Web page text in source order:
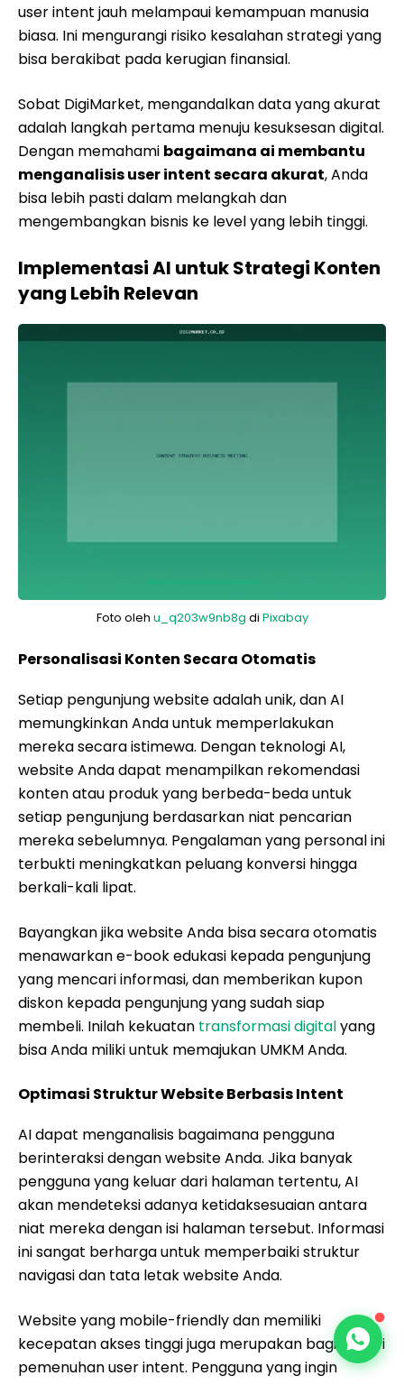
user intent jauh melampaui kemampuan manusia
biasa. Ini mengurangi risiko kesalahan strategi yang
bisa berakibat pada kerugian finansial.
Sobat DigiMarket, mengandalkan data yang akurat
adalah langkah pertama menuju kesuksesan digital.
Dengan memahami bagaimana ai membantu
menganalisis user intent secara akurat, Anda
bisa lebih pasti dalam melangkah dan
mengembangkan bisnis ke level yang lebih tinggi.
Implementasi AI untuk Strategi Konten
yang Lebih Relevan
Foto oleh u_q203w9nb8g di Pixabay
Personalisasi Konten Secara Otomatis
Setiap pengunjung website adalah unik, dan AI
memungkinkan Anda untuk memperlakukan
mereka secara istimewa. Dengan teknologi AI,
website Anda dapat menampilkan rekomendasi
konten atau produk yang berbeda-beda untuk
setiap pengunjung berdasarkan niat pencarian
mereka sebelumnya. Pengalaman yang personal ini
terbukti meningkatkan peluang konversi hingga
berkali-kali lipat.
Bayangkan jika website Anda bisa secara otomatis
menawarkan e-book edukasi kepada pengunjung
yang mencari informasi, dan memberikan kupon
diskon kepada pengunjung yang sudah siap
membeli. Inilah kekuatan transformasi digitalyang
bisa Anda miliki untuk memajukan UMKM Anda.
Optimasi Struktur Website Berbasis Intent
AI dapat menganalisis bagaimana pengguna
berinteraksi dengan website Anda. Jika banyak
pengguna yang keluar dari halaman tertentu, AI
akan mendeteksi adanya ketidaksesuaian antara
niat mereka dengan isi halaman tersebut. Informasi
ini sangat berharga untuk memperbaiki struktur
navigasi dan tata letak website Anda.
Website yang mobile-friendly dan memiliki
kecepatan akses tinggi juga merupakan bagian dari
pemenuhan user intent. Pengguna yang ingin